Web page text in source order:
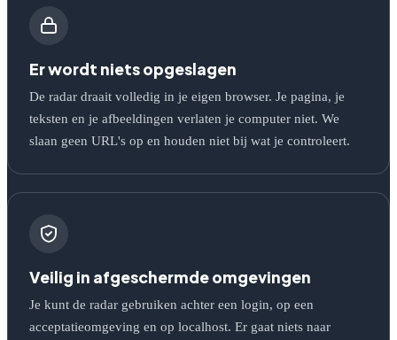
Er wordt niets opgeslagen
De radar draait volledig in je eigen browser. Je pagina, je
teksten en je afbeeldingen verlaten je computer niet. We
slaan geen URL's op en houden niet bij wat je controleert.
Veilig in afgeschermde omgevingen
Je kunt de radar gebruiken achter een login, op een
acceptatieomgeving en op localhost. Er gaat niets naar